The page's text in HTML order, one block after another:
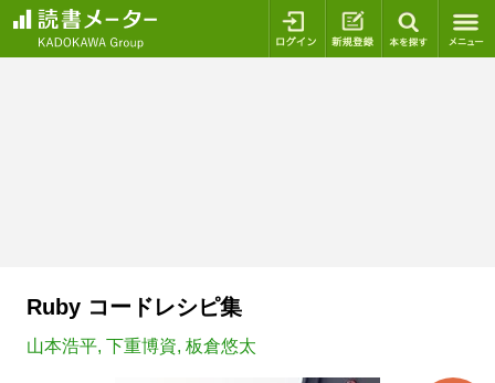
ログイン 新規登録
Ruby コードレシピ集
山本浩平, 下重博資, 板倉悠太